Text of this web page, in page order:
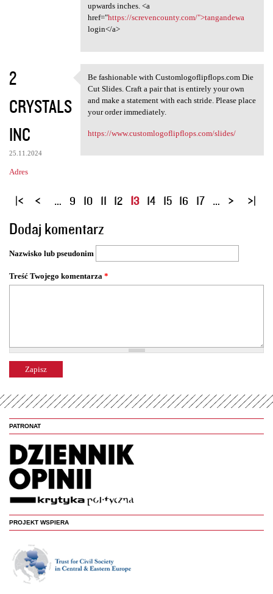
upwards inches. <a
href="https://screvencounty.com/">tangandewa
login</a>
2
CRYSTALS
INC
25.11.2024
Adres
Be fashionable with
Be fashionable with Customlogoflipflops.com Die
Cut Slides. Craft a pair that is entirely your own
and make a statement with each stride. Please place
your order immediately.
https://www.customlogoflipflops.com/slides/
S
r
o
n
y
… 9 10 11 12 13 14 15 16 17 …
Dodaj komentarz
Nazwisko lub pseudonim
Treść Twojego komentarza *
PATRONAT
PROJEKT WSPIERA